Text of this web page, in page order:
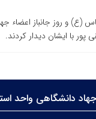
و روز جانباز اعضاء
پور با ایشان دیدار کردند.
جهاد دانشگاهی واحد